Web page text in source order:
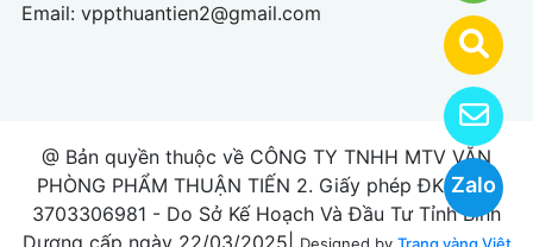
Zalo
Email: vppthuantien2@gmail.com
@ Bản quyền thuộc về CÔNG TY TNHH MTV VĂN
PHÒNG PHẨM THUẬN TIẾN 2. Giấy phép ĐKKD số
3703306981 - Do Sở Kế Hoạch Và Đầu Tư Tỉnh Bình
Dương cấp ngày 22/03/2025|